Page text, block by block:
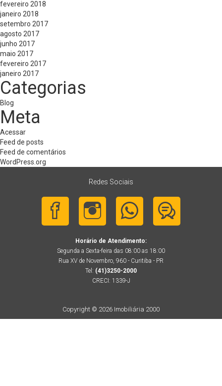
fevereiro 2018
janeiro 2018
setembro 2017
agosto 2017
junho 2017
maio 2017
fevereiro 2017
janeiro 2017
Categorias
Blog
Meta
Acessar
Feed de posts
Feed de comentários
WordPress.org
Redes Sociais
Horário de Atendimento:
Segunda a Sexta-feira das 08:00 as 18:00
Rua XV de Novembro, 960 - Curitiba - PR
Tel: (41)3250-2000
CRECI: 1339-J
Copyright © 2026 Imobiliária 2000